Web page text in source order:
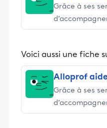
Grâce à ses
stimulants,
éducative.
Voici aussi une fiche
Alloprof
Grâce à ses
stimulants,